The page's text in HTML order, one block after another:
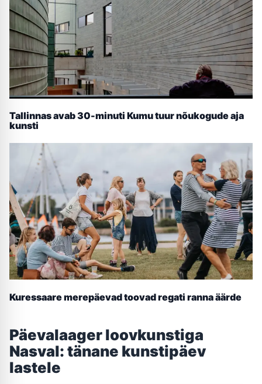
Tallinnas avab 30-minuti Kumu tuur nõukogude aja
kunsti
Kuressaare merepäevad toovad regati ranna äärde
Päevalaager loovkunstiga
Nasval: tänane kunstipäev
lastele